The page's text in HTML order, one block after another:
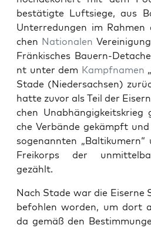
bestätigte Luft­siege, aus
Unterre­dun­gen im
chen Nationalen
Fränkisches Bauern-
nt unter dem Kampf­na­men
Stade (Nieder­sach­sen)
hat­te zuvor als Teil der
chen Unab­hängigkeit­skrieg
che Ver­bände gekämpft
soge­nan­nten „Baltikumern“
Freiko­rps der
gezählt.
Nach Stade war die Eis­erne
befohlen wor­den, um dort
da gemäß den